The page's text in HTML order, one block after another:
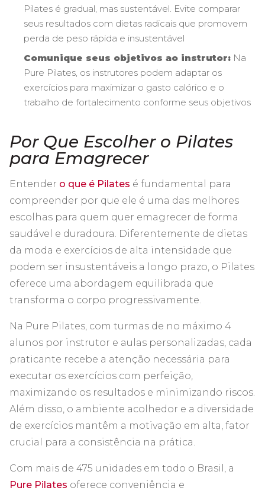
Pilates é gradual, mas sustentável. Evite comparar
seus resultados com dietas radicais que promovem
perda de peso rápida e insustentável
Comunique seus objetivos ao instrutor: Na
Pure Pilates, os instrutores podem adaptar os
exercícios para maximizar o gasto calórico e o
trabalho de fortalecimento conforme seus objetivos
Por Que Escolher o Pilates
para Emagrecer
Entender o que é Pilates é fundamental para
compreender por que ele é uma das melhores
escolhas para quem quer emagrecer de forma
saudável e duradoura. Diferentemente de dietas
da moda e exercícios de alta intensidade que
podem ser insustentáveis a longo prazo, o Pilates
oferece uma abordagem equilibrada que
transforma o corpo progressivamente.
Na Pure Pilates, com turmas de no máximo 4
alunos por instrutor e aulas personalizadas, cada
praticante recebe a atenção necessária para
executar os exercícios com perfeição,
maximizando os resultados e minimizando riscos.
Além disso, o ambiente acolhedor e a diversidade
de exercícios mantêm a motivação em alta, fator
crucial para a consistência na prática.
Com mais de 475 unidades em todo o Brasil, a
Pure Pilates oferece conveniência e